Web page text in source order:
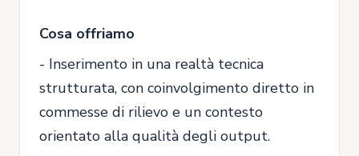
Cosa offriamo
- Inserimento in una realtà tecnica
strutturata, con coinvolgimento diretto in
commesse di rilievo e un contesto
orientato alla qualità degli output.